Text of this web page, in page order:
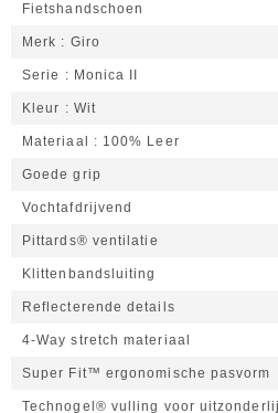
Fietshandschoen
Merk Giro
Serie Monica II
Kleur Wit
Materiaal 100% Leer
Goede grip
Vochtafdrijvend
Pittards® ventilatie
Klittenbandsluiting
Reflecterende details
4-Way stretch materiaal
Super Fit™ ergonomische pasvorm
Technogel® vulling voor